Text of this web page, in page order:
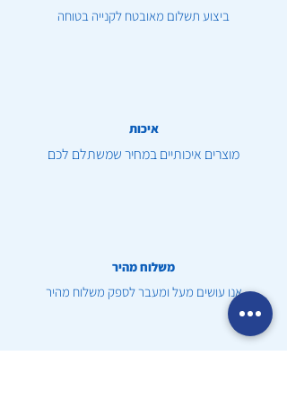
ביצוע תשלום מאובטח לקנייה בטוחה
איכות
מוצרים איכותיים במחיר שמשתלם לכם
משלוח מהיר
אנו עושים מעל ומעבר לספק משלוח מהיר